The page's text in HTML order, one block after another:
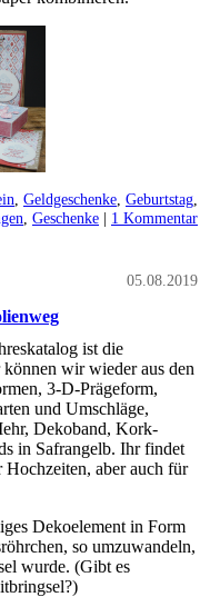
Geldgeschenke Geburtstag
Geschenke | 1 Kommentar
05.08.2019
ist die
wir wieder aus den
3-D-Prägeform,
und Umschläge,
Dekoband, Kork-
in Safrangelb. Ihr findet
aber auch für
Dekoelement in Form
so umzuwandeln,
wurde. (Gibt es